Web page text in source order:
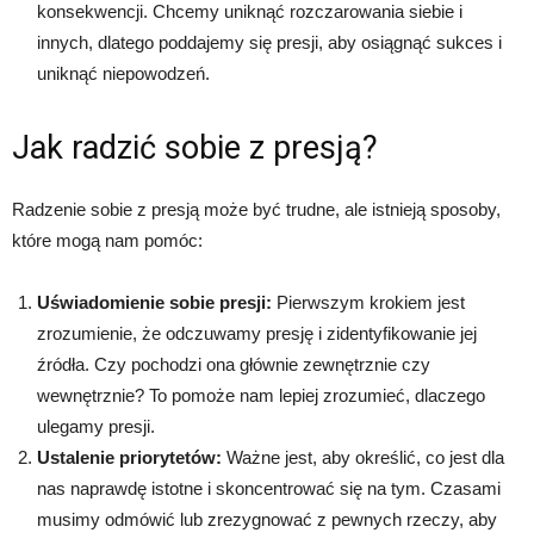
konsekwencji. Chcemy uniknąć rozczarowania siebie i
innych, dlatego poddajemy się presji, aby osiągnąć sukces i
uniknąć niepowodzeń.
Jak radzić sobie z presją?
Radzenie sobie z presją może być trudne, ale istnieją sposoby,
które mogą nam pomóc:
Uświadomienie sobie presji: Pierwszym krokiem jest
zrozumienie, że odczuwamy presję i zidentyfikowanie jej
źródła. Czy pochodzi ona głównie zewnętrznie czy
wewnętrznie? To pomoże nam lepiej zrozumieć, dlaczego
ulegamy presji.
Ustalenie priorytetów: Ważne jest, aby określić, co jest dla
nas naprawdę istotne i skoncentrować się na tym. Czasami
musimy odmówić lub zrezygnować z pewnych rzeczy, aby